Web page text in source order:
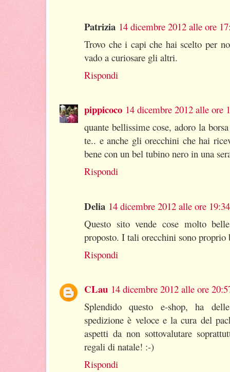
Patrizia 14 dicembre 2012 alle ore
Trovo che i capi che hai scelto per
vado a curiosare gli altri.
Rispondi
pippicoco 14 dicembre 2012 alle ore
quante bellissime cose, adoro la
te.. e anche gli orecchini che hai
bene con un bel tubino nero in una
Rispondi
Delia 14 dicembre 2012 alle ore 19:34
Questo sito vende cose molto
proposto. I tali orecchini sono proprio
Rispondi
CLau 14 dicembre 2012 alle ore
Splendido questo e-shop, ha
spedizione è veloce e la cura del
aspetti da non sottovalutare
regali di natale! :-)
Rispondi